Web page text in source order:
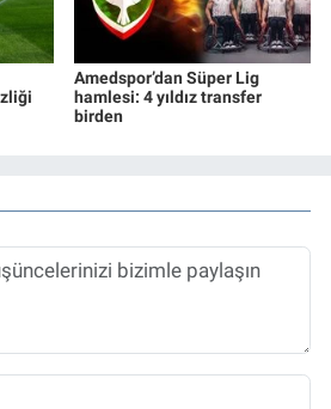
Amedspor’dan Süper Lig
hamlesi: 4 yıldız transfer
birden